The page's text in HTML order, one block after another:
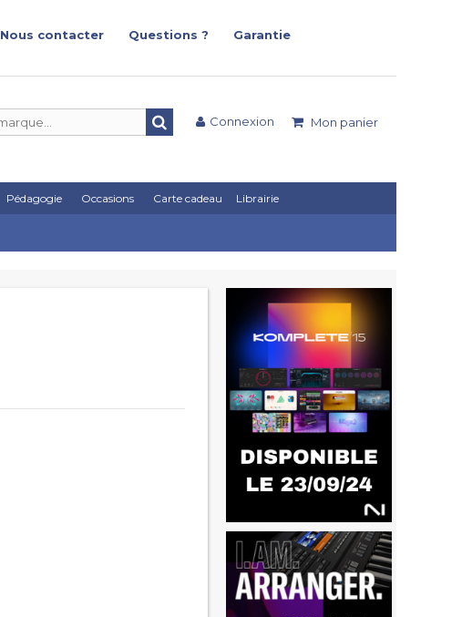
Nous contacter Questions ?
Garantie
Mon panier
Connexion
Pédagogie Occasions Carte cadeau Librairie